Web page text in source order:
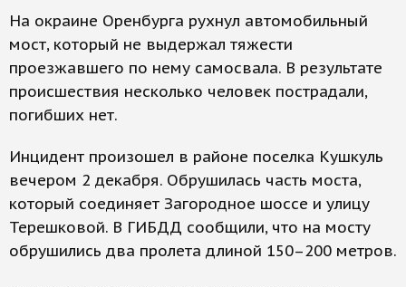
На окраине Оренбурга рухнул автомобильный
мост, который не выдержал тяжести
проезжавшего по нему самосвала. В результате
происшествия несколько человек пострадали,
погибших нет.
Инцидент произошел в районе поселка Кушкуль
вечером 2 декабря. Обрушилась часть моста,
который соединяет Загородное шоссе и улицу
Терешковой. В ГИБДД сообщили, что на мосту
обрушились два пролета длиной 150–200 метров.